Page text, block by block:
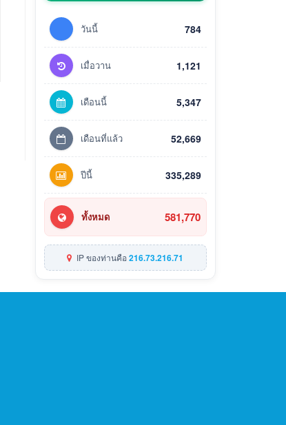
วันนี้ 784
เมื่อวาน 1,121
เดือนนี้ 5,347
เดือนที่แล้ว 52,669
ปีนี้ 335,289
ทั้งหมด 581,770
IP ของท่านคือ216.73.216.71